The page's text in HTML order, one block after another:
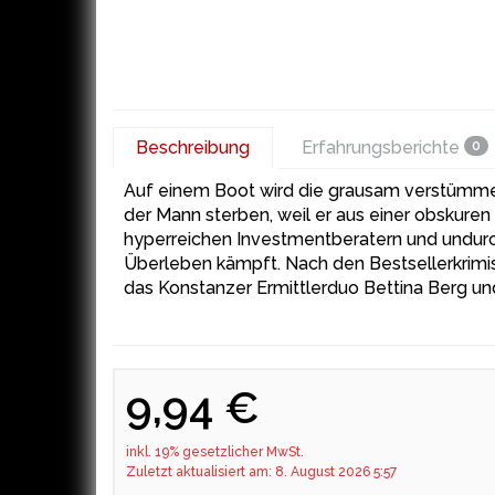
Beschreibung Erfahrungsberichte 0
Auf einem Boot wird die grausam
der Mann sterben, weil er aus einer
hyperreichen Investmentberatern und
Überleben kämpft. Nach den
das Konstanzer Ermittlerduo Bettina Berg
9,94 €
inkl. 19% gesetzlicher MwSt.
Zuletzt aktualisiert am: 8. August 2026 5:57